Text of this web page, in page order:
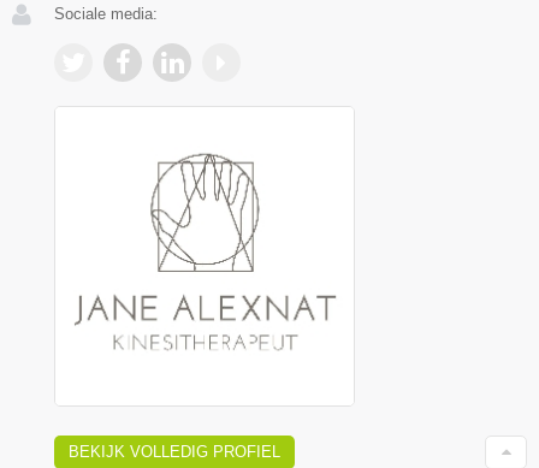
Sociale media:
BEKIJK VOLLEDIG PROFIEL